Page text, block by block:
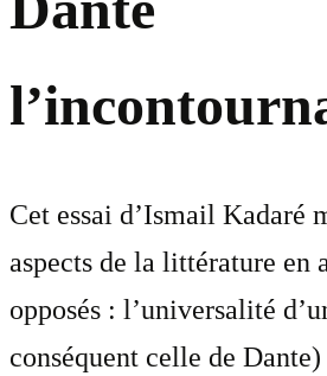
Cet essai d’Ismail Kadaré
aspects de la littérature en
opposés : l’universalité
conséquent celle de